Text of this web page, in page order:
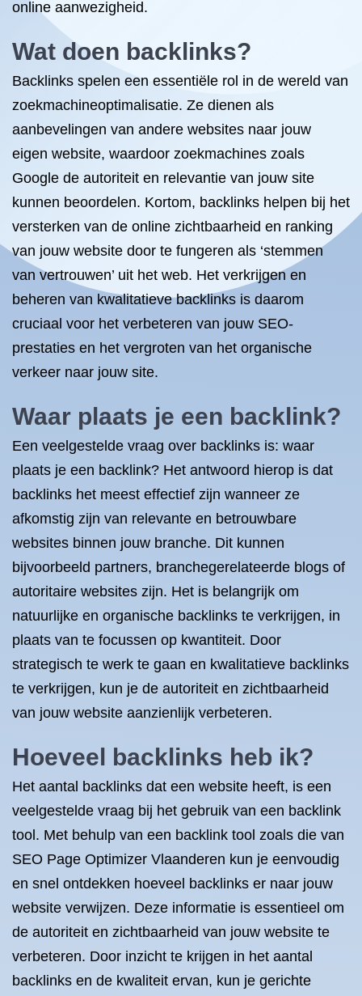
online aanwezigheid.
Wat doen backlinks?
Backlinks spelen een essentiële rol in de wereld van
zoekmachineoptimalisatie. Ze dienen als
aanbevelingen van andere websites naar jouw
eigen website, waardoor zoekmachines zoals
Google de autoriteit en relevantie van jouw site
kunnen beoordelen. Kortom, backlinks helpen bij het
versterken van de online zichtbaarheid en ranking
van jouw website door te fungeren als ‘stemmen
van vertrouwen’ uit het web. Het verkrijgen en
beheren van kwalitatieve backlinks is daarom
cruciaal voor het verbeteren van jouw SEO-
prestaties en het vergroten van het organische
verkeer naar jouw site.
Waar plaats je een backlink?
Een veelgestelde vraag over backlinks is: waar
plaats je een backlink? Het antwoord hierop is dat
backlinks het meest effectief zijn wanneer ze
afkomstig zijn van relevante en betrouwbare
websites binnen jouw branche. Dit kunnen
bijvoorbeeld partners, branchegerelateerde blogs of
autoritaire websites zijn. Het is belangrijk om
natuurlijke en organische backlinks te verkrijgen, in
plaats van te focussen op kwantiteit. Door
strategisch te werk te gaan en kwalitatieve backlinks
te verkrijgen, kun je de autoriteit en zichtbaarheid
van jouw website aanzienlijk verbeteren.
Hoeveel backlinks heb ik?
Het aantal backlinks dat een website heeft, is een
veelgestelde vraag bij het gebruik van een backlink
tool. Met behulp van een backlink tool zoals die van
SEO Page Optimizer Vlaanderen kun je eenvoudig
en snel ontdekken hoeveel backlinks er naar jouw
website verwijzen. Deze informatie is essentieel om
de autoriteit en zichtbaarheid van jouw website te
verbeteren. Door inzicht te krijgen in het aantal
backlinks en de kwaliteit ervan, kun je gerichte